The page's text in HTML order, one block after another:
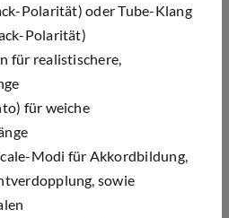
Polarität) oder Tube-Klang
Polarität)
für realistischere,
für weiche
Modi für Akkordbildung,
sowie